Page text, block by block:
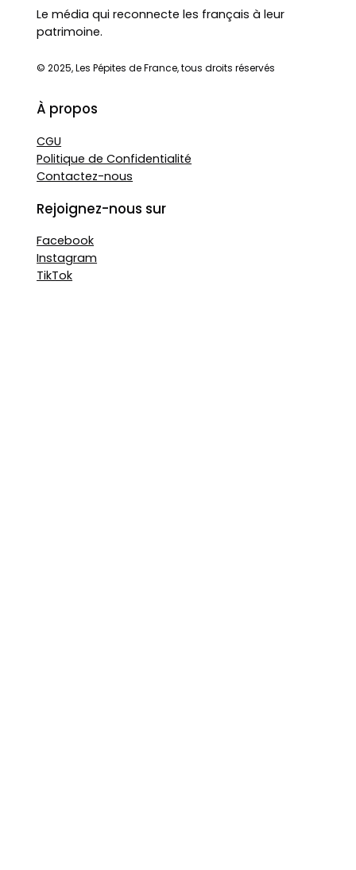
Le média qui reconnecte les français à leur
patrimoine.
© 2025, Les Pépites de France, tous droits réservés
À propos
CGU
Politique de Confidentialité
Contactez-nous
Rejoignez-nous sur
Facebook
Instagram
TikTok